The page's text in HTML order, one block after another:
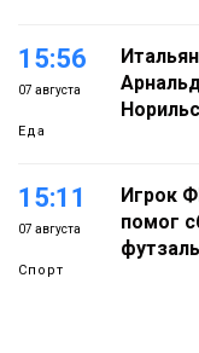
15:56
07 августа
Еда
15:11
07 августа
Спорт
Игрок
помог